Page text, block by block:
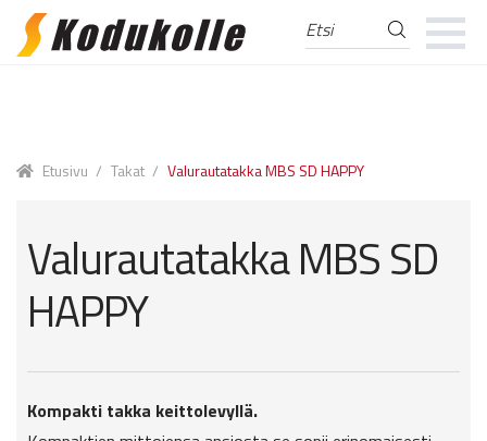
Skip
Skip
Etsi:
Etusivu / Takat / Valurautatakka MBS SD HAPPY
Valurautatakka MBS SD
HAPPY
Kompakti takka keittolevyllä.